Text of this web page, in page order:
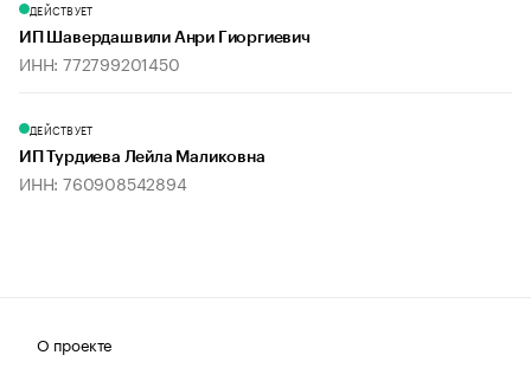
ДЕЙСТВУЕТ
ИП Шавердашвили Анри Гиоргиевич
ИНН: 772799201450
ДЕЙСТВУЕТ
ИП Турдиева Лейла Маликовна
ИНН: 760908542894
О проекте